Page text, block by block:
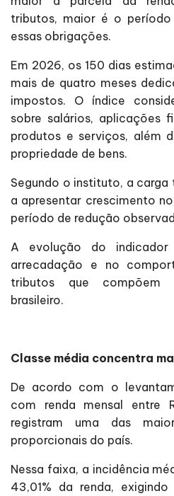
tributos, maior é o
essas obrigações.
Em 2026, os 150 dias
mais de quatro meses
impostos. O índice
sobre salários, aplicações
produtos e serviços, além
propriedade de bens.
Segundo o instituto, a
a apresentar crescimento
período de redução
A evolução do indicador
arrecadação e no
tributos que compõem
brasileiro.
Classe média concentra
De acordo com o
com renda mensal
registram uma das
proporcionais do país.
Nessa faixa, a incidência
43,01% da renda,